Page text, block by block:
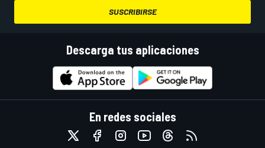
SUSCRIBIRSE
Descarga tus aplicaciones
En redes sociales